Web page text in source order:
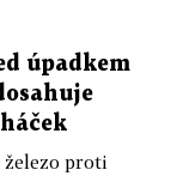
úpadkem
železo proti